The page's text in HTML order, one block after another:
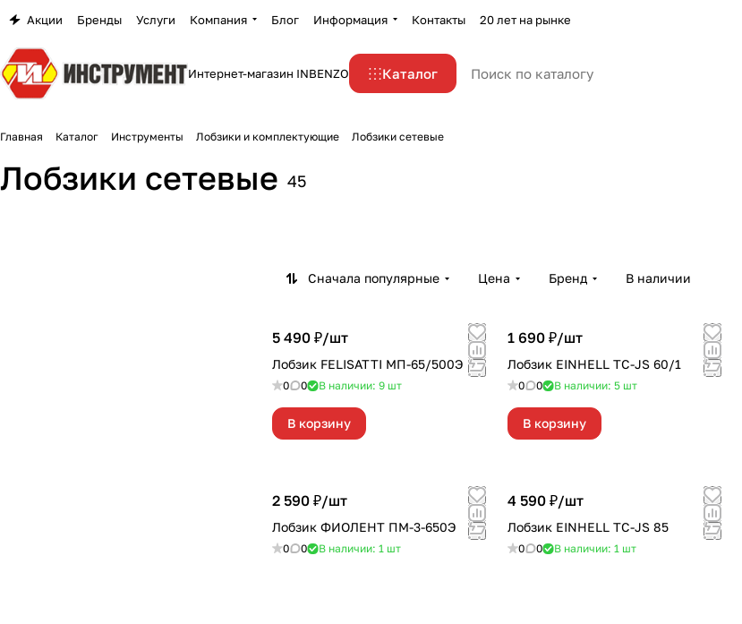
Акции Бренды Услуги Компания Блог Информация Контакты 20 лет на рынке
Интернет-магазин INBENZO Каталог
Главная Каталог Инструменты Лобзики и комплектующие Лобзики сетевые
Лобзики сетевые 45
Сначала популярные Цена Бренд В наличии
5 490 ₽/шт
Лобзик FELISATTI МП-65/500Э
0 0 В наличии: 9 шт
В корзину
1 690 ₽/шт
Лобзик EINHELL TC-JS 60/1
0 0 В наличии: 5 шт
В корзину
2 590 ₽/шт
Лобзик ФИОЛЕНТ ПМ-3-650Э
0 0 В наличии: 1 шт
4 590 ₽/шт
Лобзик EINHELL TC-JS 85
0 0 В наличии: 1 шт